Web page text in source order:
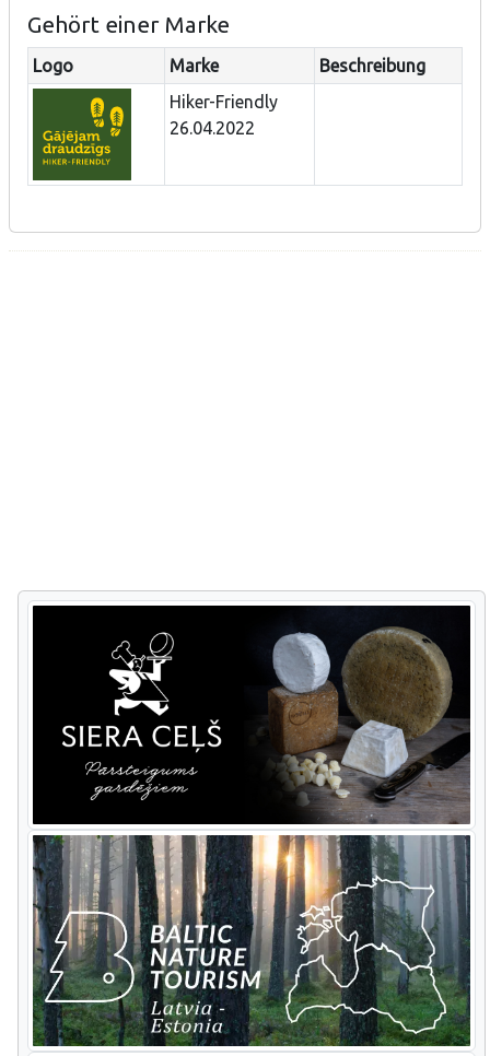
Gehört einer Marke
Logo Marke
Beschreibung
Hiker-Friendly
26.04.2022